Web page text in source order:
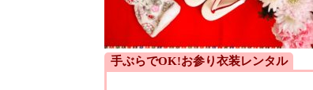
手ぶらでOK!お参り衣装レンタル